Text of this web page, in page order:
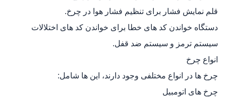
قلم نمایش فشار برای تنظیم فشار هوا در چرخ.
دستگاه خواندن کد های خطا برای خواندن کد های اختلالات
سیستم ترمز و سیستم ضد قفل.
انواع چرخ
چرخ‌ ها در انواع مختلفی وجود دارند، این‌ ها شامل:
چرخ‌ های اتومبیل